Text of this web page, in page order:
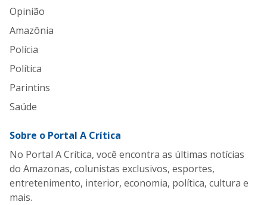
Opinião
Amazônia
Polícia
Política
Parintins
Saúde
Sobre o Portal A Crítica
No Portal A Crítica, você encontra as últimas notícias
do Amazonas, colunistas exclusivos, esportes,
entretenimento, interior, economia, política, cultura e
mais.